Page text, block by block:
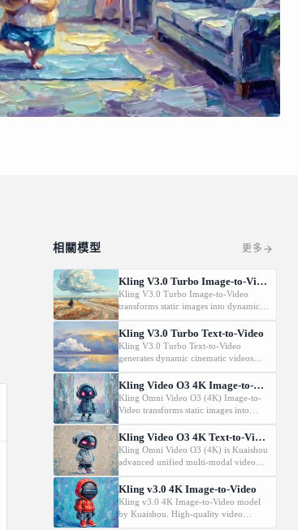
相關模型 更多
Kling V3.0 Turbo Image-to-Video
Kling V3.0 Turbo Image-to-Video
transforms static images into dynamic
cinematic videos using MVL
technology. Supports first/last frame
control and audio generation.
Kling V3.0 Turbo Text-to-Video
Kling V3.0 Turbo Text-to-Video
generates dynamic cinematic videos
from text prompts using MVL
technology. Supports first/last frame
control and audio generation.
Kling Video O3 4K Image-to-Video
Kling Omni Video O3 (4K) Image-to-
Video transforms static images into
dynamic cinematic videos using MVL
technology. Supports first/last frame
control and audio generation.
Kling Video O3 4K Text-to-Video
Kling Omni Video O3 (4K) is Kuaishou
advanced unified multi-modal video
model with MVL (Multi-modal Visual
Language) technology. Generates high-
quality videos from text prompts with
natural motion and audio generation
Kling v3.0 4K Image-to-Video
Kling v3.0 4K Image-to-Video model
by Kuaishou. High-quality video
generation from images.